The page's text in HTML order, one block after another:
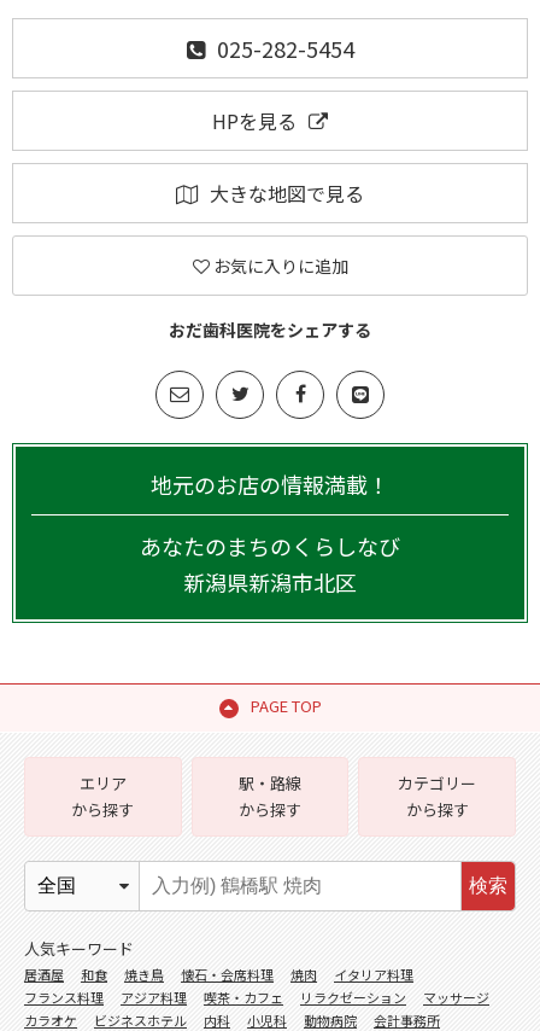
025-282-5454
HPを見る
大きな地図で見る
お気に入りに追加
おだ歯科医院をシェアする
地元のお店の情報満載！
あなたのまちのくらしなび
新潟県新潟市北区
PAGE TOP
エリア
から探す
駅・路線
から探す
カテゴリー
から探す
検索
人気キーワード
居酒屋 和食 焼き鳥 懐石・会席料理 焼肉
イタリア料理
フランス料理
アジア料理 喫茶・カフェ リラクゼーション
マッサージ
カラオケ
ビジネスホテル 内科 小児科 動物病院
会計事務所